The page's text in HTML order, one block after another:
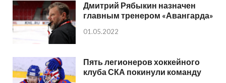
Дмитрий Рябыкин назначен
главным тренером «Авангарда»
01.05.2022
Пять легионеров хоккейного
клуба СКА покинули команду